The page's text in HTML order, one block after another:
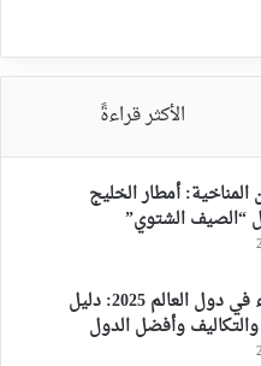
الأكثر قراءةً
المناخية: أمطار الخليج
“الصيف الشتوي”
الهجرة واللجوء في دول العالم 2025: دليل
وأفضل الدول